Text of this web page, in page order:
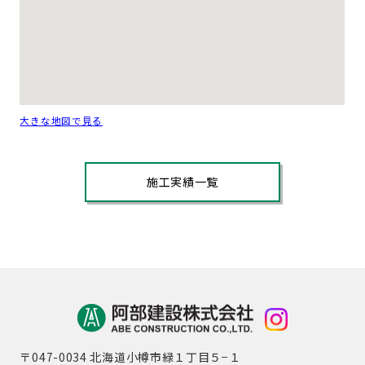
大きな地図で見る
施工実績一覧
〒047-0034 北海道小樽市緑１丁目５−１